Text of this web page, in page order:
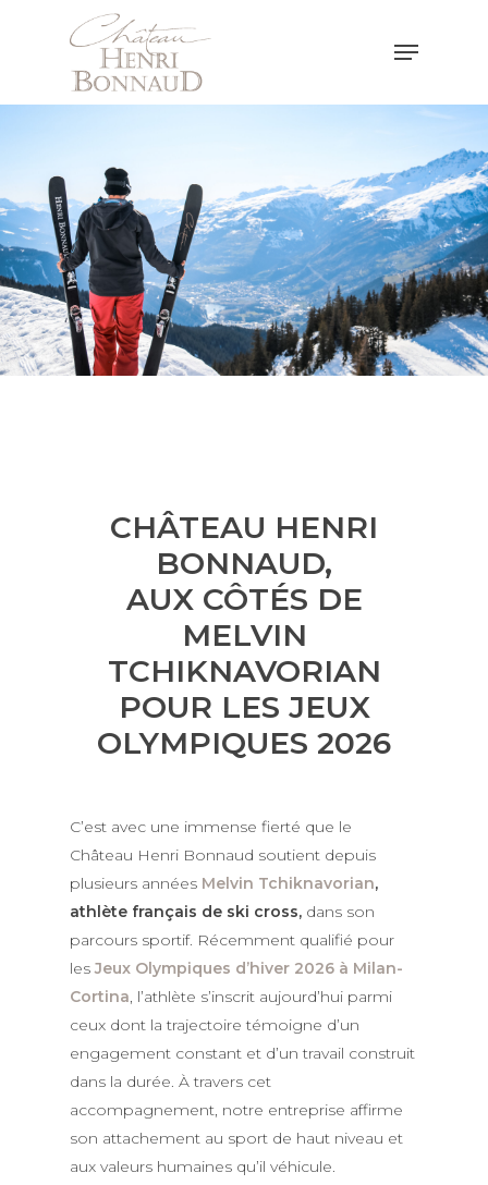
CHÂTEAU HENRI
BONNAUD,
AUX CÔTÉS DE
MELVIN
TCHIKNAVORIAN
POUR LES JEUX
OLYMPIQUES 2026
C’est avec une immense fierté que le
Château Henri Bonnaud soutient depuis
plusieurs années Melvin Tchiknavorian,
athlète français de ski cross, dans son
parcours sportif. Récemment qualifié pour
lesJeux Olympiques d’hiver 2026 à Milan-
Cortina, l’athlète s’inscrit aujourd’hui parmi
ceux dont la trajectoire témoigne d’un
engagement constant et d’un travail construit
dans la durée. À travers cet
accompagnement, notre entreprise affirme
son attachement au sport de haut niveau et
aux valeurs humaines qu’il véhicule.